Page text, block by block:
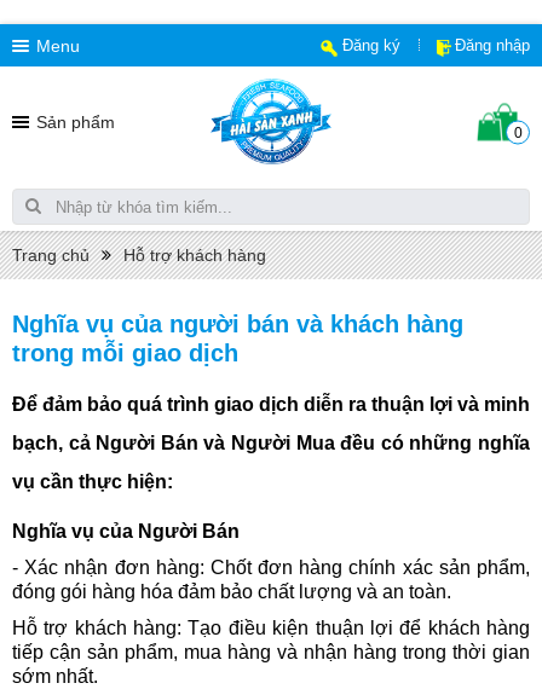
Menu Đăng ký Đăng nhập
Sản phẩm
0
Trang chủ Hỗ trợ khách hàng
Nghĩa vụ của người bán và khách hàng
trong mỗi giao dịch
Để đảm bảo quá trình giao dịch diễn ra thuận lợi và minh
bạch, cả Người Bán và Người Mua đều có những nghĩa
vụ cần thực hiện:
Nghĩa vụ của Người Bán
- Xác nhận đơn hàng: Chốt đơn hàng chính xác sản phẩm,
đóng gói hàng hóa đảm bảo chất lượng và an toàn.
Hỗ trợ khách hàng: Tạo điều kiện thuận lợi để khách hàng
tiếp cận sản phẩm, mua hàng và nhận hàng trong thời gian
sớm nhất.